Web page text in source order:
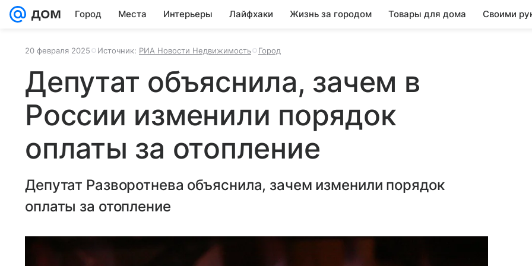
Город Места Интерьеры Лайфхаки Жизнь за городом Товары для дома Своими
20 февраля 2025 Источник: РИА Новости Недвижимость Город
Депутат объяснила, зачем в
России изменили порядок
оплаты за отопление
Депутат Разворотнева объяснила, зачем изменили порядок
оплаты за отопление